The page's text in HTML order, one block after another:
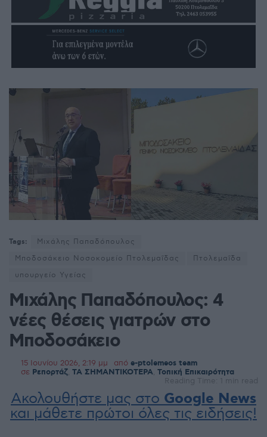
Tags:
Μιχάλης Παπαδόπουλος
Μποδοσάκειο Νοσοκομείο Πτολεμαΐδας
Πτολεμαΐδα
υπουργείο Υγείας
Μιχάλης Παπαδόπουλος: 4
νέες θέσεις γιατρών στο
Μποδοσάκειο
15 Ιουνίου 2026, 2:19 μμ από e-ptolemeos team
σε Ρεπορτάζ ΤΑ ΣΗΜΑΝΤΙΚΟΤΕΡΑ Τοπική Επικαιρότητα
Reading Time: 1 min read
Ακολουθήστε μας στο Google News
και μάθετε πρώτοι όλες τις ειδήσεις!